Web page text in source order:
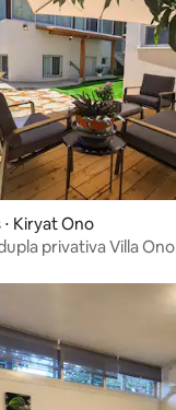
Kiryat Ono
privativa Villa Ono